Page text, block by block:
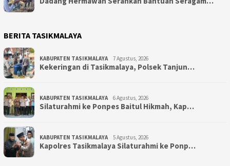
BERITA TASIKMALAYA
KABUPATEN TASIKMALAYA 7 Agustus, 2026
Kekeringan di Tasikmalaya, Polsek Tanjun…
KABUPATEN TASIKMALAYA 6 Agustus, 2026
Silaturahmi ke Ponpes Baitul Hikmah, Kap…
KABUPATEN TASIKMALAYA 5 Agustus, 2026
Kapolres Tasikmalaya Silaturahmi ke Ponp…